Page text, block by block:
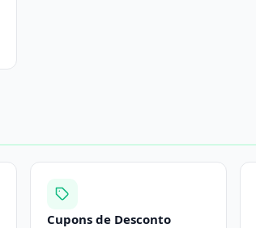
Cupons de Desconto